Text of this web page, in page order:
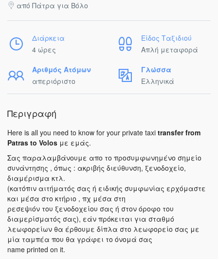
από Πάτρα για Βόλο
Διάρκεια
4 ώρες
Είδος Ταξιδιού
Απλή μεταφορά
Αριθμός Ατόμων
απεριόριστο
Γλώσσα
Ελληνικά
Περιγραφή
Here is all you need to know for your private taxi transfer from
Patras to Volos με εμάς.
Σας παραλαμβάνουμε απο το προσυμφωνημένο σημείο
συνάντησης , όπως : ακριβής διεύθυνση, ξενοδοχείο,
διαμέρισμα κτλ.
(κατόπιν αιτήματός σας ή ειδικής συμφωνίας ερχόμαστε
και μέσα στο κτήριο , πχ μέσα στη
ρεσεψιόν του ξενοδοχείου σας ή στον όροφο του
διαμερίσματός σας), εάν πρόκειται για σταθμό
λεωφορείων θα έρθουμε δίπλα στο λεωφορείο σας με
μία ταμπέα που θα γράφει το όνομά σας
name printed on it.